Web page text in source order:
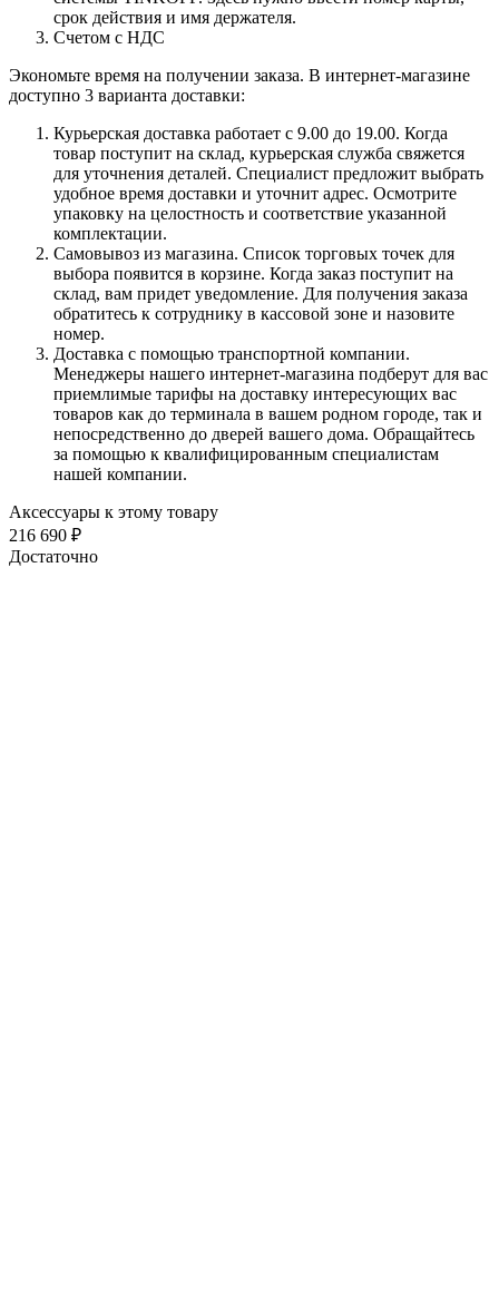
срок действия и имя держателя.
Счетом с НДС
Экономьте время на получении заказа. В интернет-магазине
доступно 3 варианта доставки:
Курьерская доставка работает с 9.00 до 19.00. Когда
товар поступит на склад, курьерская служба свяжется
для уточнения деталей. Специалист предложит выбрать
удобное время доставки и уточнит адрес. Осмотрите
упаковку на целостность и соответствие указанной
комплектации.
Самовывоз из магазина. Список торговых точек для
выбора появится в корзине. Когда заказ поступит на
склад, вам придет уведомление. Для получения заказа
обратитесь к сотруднику в кассовой зоне и назовите
номер.
Доставка с помощью транспортной компании.
Менеджеры нашего интернет-магазина подберут для вас
приемлимые тарифы на доставку интересующих вас
товаров как до терминала в вашем родном городе, так и
непосредственно до дверей вашего дома. Обращайтесь
за помощью к квалифицированным специалистам
нашей компании.
Аксессуары к этому товару
216 690 ₽
Достаточно